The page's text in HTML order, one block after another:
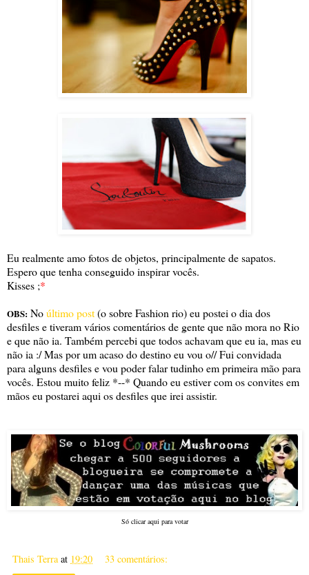
Eu realmente amo fotos de objetos, principalmente de sapatos.
Espero que tenha conseguido inspirar vocês.
Kisses ;*
OBS: Noúltimo post(o sobre Fashion rio) eu postei o dia dos
desfiles e tiveram vários comentários de gente que não mora no Rio
e que não ia. Também percebi que todos achavam que eu ia, mas eu
não ia :/ Mas por um acaso do destino eu vou o// Fui convidada
para alguns desfiles e vou poder falar tudinho em primeira mão para
vocês. Estou muito feliz *--* Quando eu estiver com os convites em
mãos eu postarei aqui os desfiles que irei assistir.
Só clicar aqui para votar
Thais Terra at 19:20 33 comentários: